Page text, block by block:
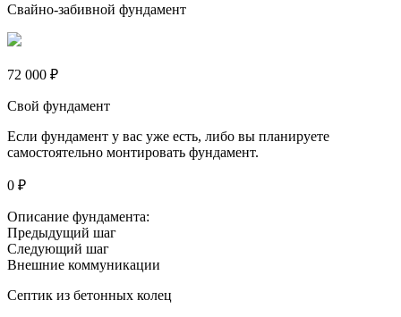
Свайно-забивной фундамент
72 000 ₽
Свой фундамент
Если фундамент у вас уже есть, либо вы планируете
самостоятельно монтировать фундамент.
0 ₽
Описание фундамента:
Предыдущий шаг
Следующий шаг
Внешние коммуникации
Септик из бетонных колец